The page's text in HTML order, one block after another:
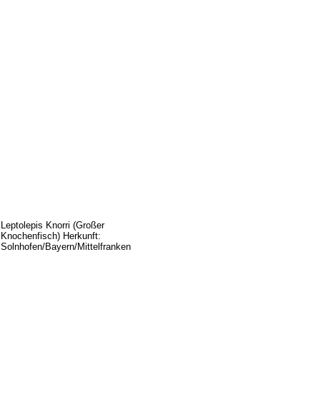
Leptolepis Knorri (Großer
Knochenfisch) Herkunft:
Solnhofen/Bayern/Mittelfranken